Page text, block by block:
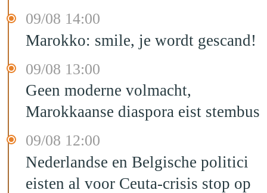
09/08 14:00
Marokko: smile, je wordt gescand!
09/08 13:00
Geen moderne volmacht,
Marokkaanse diaspora eist stembus
09/08 12:00
Nederlandse en Belgische politici
eisten al voor Ceuta-crisis stop op